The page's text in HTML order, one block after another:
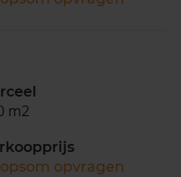
m2
opvragen